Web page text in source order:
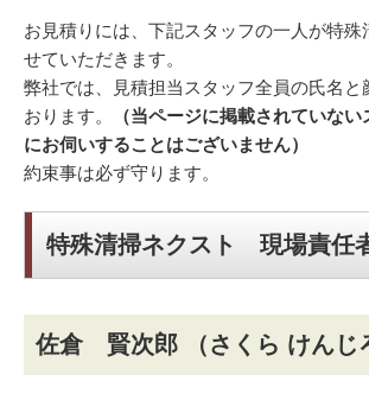
お見積りには、下記スタッフの一人が特殊
せていただきます。
弊社では、見積担当スタッフ全員の氏名と
おります。
（当ページに掲載されていな
にお伺いすることはございません）
約束事は必ず守ります。
特殊清掃ネクスト 現場責任
佐倉 賢次郎 （さくら けんじ